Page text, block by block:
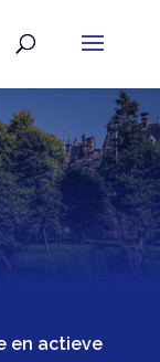
en actieve